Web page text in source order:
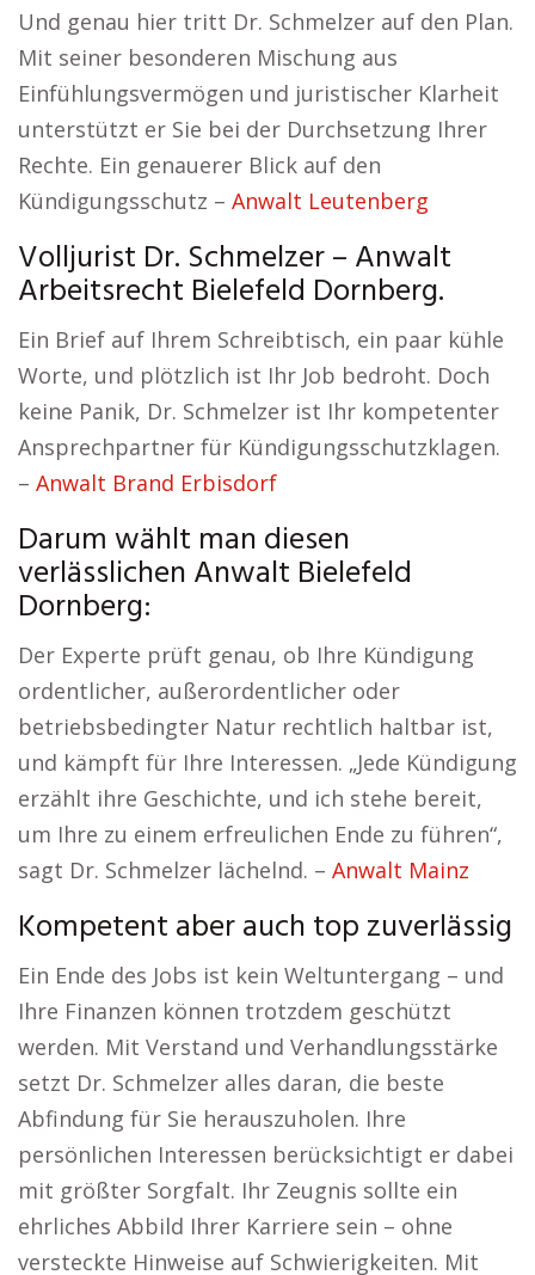
Und genau hier tritt Dr. Schmelzer auf den Plan.
Mit seiner besonderen Mischung aus
Einfühlungsvermögen und juristischer Klarheit
unterstützt er Sie bei der Durchsetzung Ihrer
Rechte. Ein genauerer Blick auf den
Kündigungsschutz – Anwalt Leutenberg
Volljurist Dr. Schmelzer – Anwalt
Arbeitsrecht Bielefeld Dornberg.
Ein Brief auf Ihrem Schreibtisch, ein paar kühle
Worte, und plötzlich ist Ihr Job bedroht. Doch
keine Panik, Dr. Schmelzer ist Ihr kompetenter
Ansprechpartner für Kündigungsschutzklagen.
– Anwalt Brand Erbisdorf
Darum wählt man diesen
verlässlichen Anwalt Bielefeld
Dornberg:
Der Experte prüft genau, ob Ihre Kündigung
ordentlicher, außerordentlicher oder
betriebsbedingter Natur rechtlich haltbar ist,
und kämpft für Ihre Interessen. „Jede Kündigung
erzählt ihre Geschichte, und ich stehe bereit,
um Ihre zu einem erfreulichen Ende zu führen“,
sagt Dr. Schmelzer lächelnd. – Anwalt Mainz
Kompetent aber auch top zuverlässig
Ein Ende des Jobs ist kein Weltuntergang – und
Ihre Finanzen können trotzdem geschützt
werden. Mit Verstand und Verhandlungsstärke
setzt Dr. Schmelzer alles daran, die beste
Abfindung für Sie herauszuholen. Ihre
persönlichen Interessen berücksichtigt er dabei
mit größter Sorgfalt. Ihr Zeugnis sollte ein
ehrliches Abbild Ihrer Karriere sein – ohne
versteckte Hinweise auf Schwierigkeiten. Mit